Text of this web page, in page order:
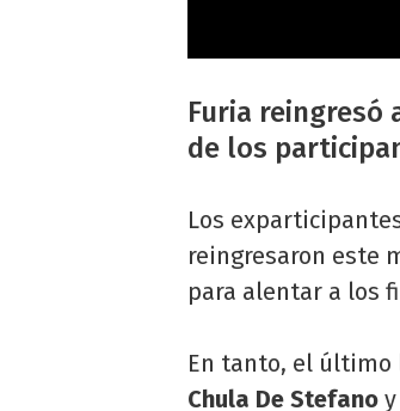
Furia reingresó
de los
Los
reingresaron este
para alentar a los
En tanto, el último
Chula De Stefano